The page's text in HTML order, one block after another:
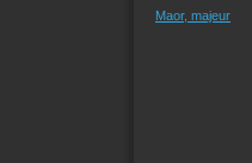
Maor, majeur